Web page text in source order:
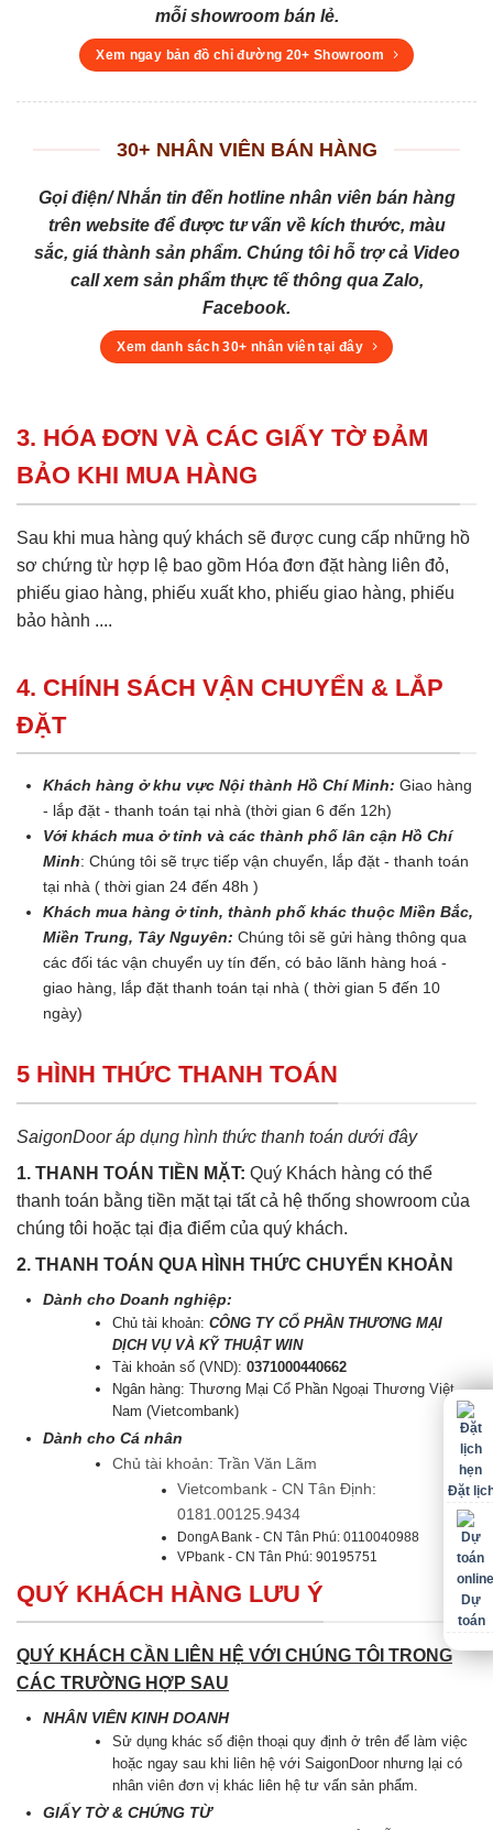
mỗi showroom bán lẻ.
Xem ngay bản đồ chỉ đường 20+ Showroom
30+ NHÂN VIÊN BÁN HÀNG
Gọi điện/ Nhắn tin đến hotline nhân viên bán hàng
trên website để được tư vấn về kích thước, màu
sắc, giá thành sản phẩm. Chúng tôi hỗ trợ cả Video
call xem sản phẩm thực tế thông qua Zalo,
Facebook.
Xem danh sách 30+ nhân viên tại đây
3. HÓA ĐƠN VÀ CÁC GIẤY TỜ ĐẢM
BẢO KHI MUA HÀNG
Sau khi mua hàng quý khách sẽ được cung cấp những hồ
sơ chứng từ hợp lệ bao gồm Hóa đơn đặt hàng liên đỏ,
phiếu giao hàng, phiếu xuất kho, phiếu giao hàng, phiếu
bảo hành ....
4. CHÍNH SÁCH VẬN CHUYỂN & LẮP
ĐẶT
Khách hàng ở khu vực Nội thành Hồ Chí Minh: Giao hàng
- lắp đặt - thanh toán tại nhà (thời gian 6 đến 12h)
Với khách mua ở tỉnh và các thành phố lân cận Hồ Chí
Minh: Chúng tôi sẽ trực tiếp vận chuyển, lắp đặt - thanh toán
tại nhà ( thời gian 24 đến 48h )
Khách mua hàng ở tỉnh, thành phố khác thuộc Miền Bắc,
Miền Trung, Tây Nguyên: Chúng tôi sẽ gửi hàng thông qua
các đối tác vận chuyển uy tín đến, có bảo lãnh hàng hoá -
giao hàng, lắp đặt thanh toán tại nhà ( thời gian 5 đến 10
ngày)
5 HÌNH THỨC THANH TOÁN
SaigonDoor áp dụng hình thức thanh toán dưới đây
1. THANH TOÁN TIỀN MẶT: Quý Khách hàng có thể
thanh toán bằng tiền mặt tại tất cả hệ thống showroom của
chúng tôi hoặc tại địa điểm của quý khách.
2. THANH TOÁN QUA HÌNH THỨC CHUYỂN KHOẢN
Dành cho Doanh nghiệp:
Chủ tài khoản:CÔNG TY CỔ PHẦN THƯƠNG MẠI
DỊCH VỤ VÀ KỸ THUẬT WIN
Tài khoản số (VND):0371000440662
Ngân hàng: Thương Mại Cổ Phần Ngoại Thương Việt
Nam (Vietcombank)
Dành cho Cá nhân
Chủ tài khoản: Trần Văn Lãm
Vietcombank - CN Tân Định:
0181.00125.9434
DongA Bank - CN Tân Phú: 0110040988
VPbank - CN Tân Phú: 90195751
QUÝ KHÁCH HÀNG LƯU Ý
QUÝ KHÁCH CẦN LIÊN HỆ VỚI CHÚNG TÔI TRONG
CÁC TRƯỜNG HỢP SAU
NHÂN VIÊN KINH DOANH
Sử dụng khác số điện thoại quy định ở trên để làm việc
hoặc ngay sau khi liên hệ với SaigonDoor nhưng lại có
nhân viên đơn vị khác liên hệ tư vấn sản phẩm.
GIẤY TỜ & CHỨNG TỪ
Đặt
Dự
toán